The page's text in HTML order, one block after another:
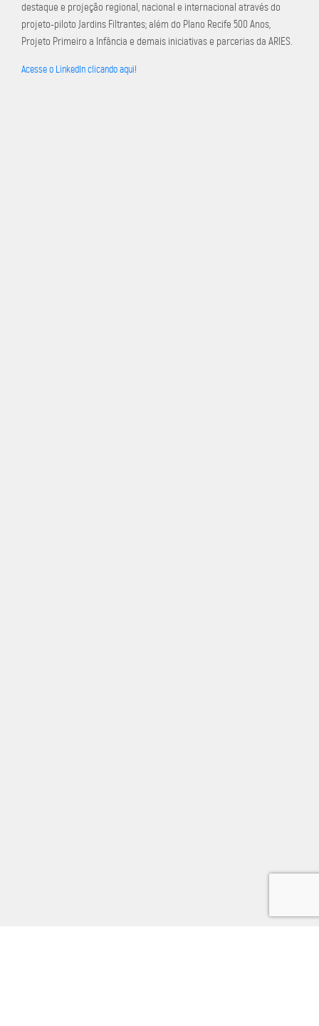
destaque e projeção regional, nacional e internacional através do
projeto-piloto Jardins Filtrantes; além do Plano Recife 500 Anos,
Projeto Primeiro a Infância e demais iniciativas e parcerias da ARIES.
Acesse o LinkedIn clicando aqui!